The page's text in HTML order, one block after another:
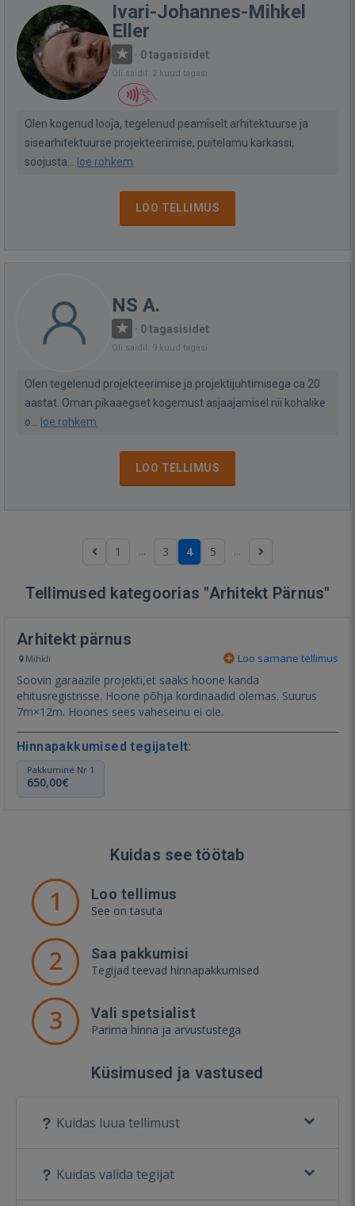
Ivari-Johannes-Mihkel
Eller
· 0 tagasisidet
Oli saidil: 2 kuud tagasi
Olen kogenud looja, tegelenud peamiselt arhitektuurse ja
sisearhitektuurse projekteerimise, puitelamu karkassi,
soojusta...
loe rohkem
LOO TELLIMUS
NS A.
· 0 tagasisidet
Oli saidil: 9 kuud tagasi
Olen tegelenud projekteerimise ja projektijuhtimisega ca 20
aastat. Oman pikaaegset kogemust asjaajamisel nii kohalike
o...
loe rohkem
LOO TELLIMUS
1 ... 3 4 5 ...
Tellimused kategoorias "Arhitekt Pärnus"
Arhitekt pärnus
Mihkli Loo sarnane tellimus
Soovin garaazile projekti,et saaks hoone kanda
ehitusregistrisse. Hoone põhja kordinaadid olemas. Suurus
7m×12m. Hoones sees vaheseinu ei ole.
Hinnapakkumised tegijatelt:
Pakkumine Nr 1
650,00€
Kuidas see töötab
1 Loo tellimus
See on tasuta
2 Saa pakkumisi
Tegijad teevad hinnapakkumised
3 Vali spetsialist
Parima hinna ja arvustustega
Küsimused ja vastused
Kuidas luua tellimust
Kuidas valida tegijat